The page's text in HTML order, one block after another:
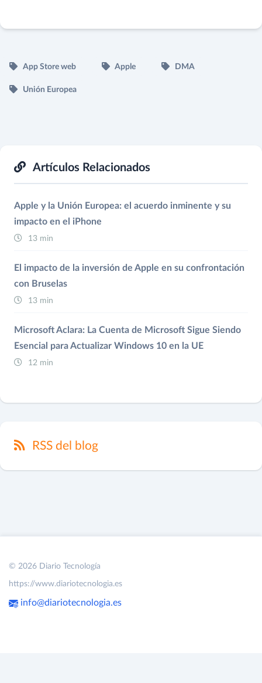
App Store web Apple DMA
Unión Europea
Artículos Relacionados
Apple y la Unión Europea: el acuerdo inminente y su
impacto en el iPhone
13 min
El impacto de la inversión de Apple en su confrontación
con Bruselas
13 min
Microsoft Aclara: La Cuenta de Microsoft Sigue Siendo
Esencial para Actualizar Windows 10 en la UE
12 min
RSS del blog
© 2026 Diario Tecnología
https://www.diariotecnologia.es
info@diariotecnologia.es